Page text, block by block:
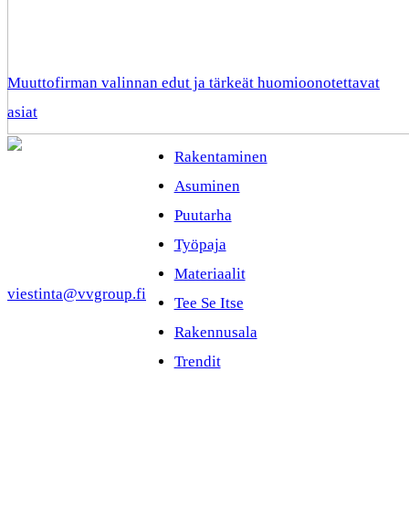
Muuttofirman valinnan edut ja tärkeät huomioonotettavat
asiat
Rakentaminen
Asuminen
Puutarha
Työpaja
Materiaalit
Tee Se Itse
Rakennusala
Trendit
viestinta@vvgroup.fi